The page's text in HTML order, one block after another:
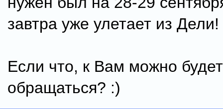
завтра уже улетает из Дели!
Если что, к Вам можно будет
обращаться? :)